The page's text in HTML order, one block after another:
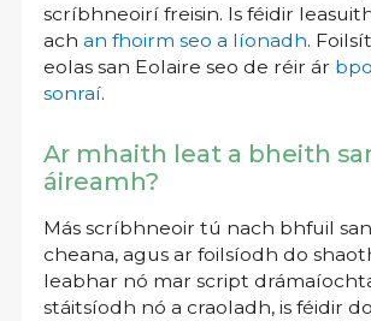
scríbhneoirí freisin. Is féidir
ach an fhoirm seo a líonadh.
eolas san Eolaire seo de réir ár
sonraí.
Ar mhaith leat a bheith
áireamh?
Más scríbhneoir tú nach bhfuil
cheana, agus ar foilsíodh do
leabhar nó mar script
stáitsíodh nó a craoladh, is féidir